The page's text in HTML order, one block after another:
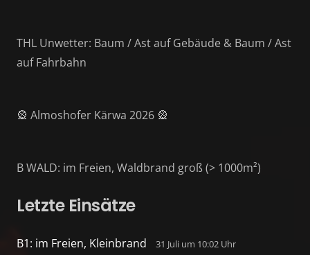
THL Unwetter: Baum / Ast auf Gebäude & Baum / Ast
auf Fahrbahn
🎡 Almoshofer Kärwa 2026 🎡
B WALD: im Freien, Waldbrand groß (> 1000m²)
Letzte Einsätze
B1: im Freien, Kleinbrand 31 Juli um 10:02 Uhr